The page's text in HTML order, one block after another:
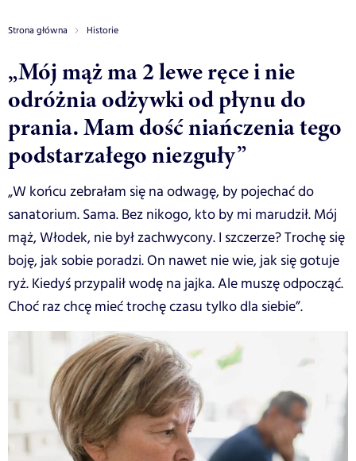
Strona główna Historie
„Mój mąż ma 2 lewe ręce i nie
odróżnia odżywki od płynu do
prania. Mam dość niańczenia tego
podstarzałego niezguły”
„W końcu zebrałam się na odwagę, by pojechać do
sanatorium. Sama. Bez nikogo, kto by mi marudził. Mój
mąż, Włodek, nie był zachwycony. I szczerze? Trochę się
boję, jak sobie poradzi. On nawet nie wie, jak się gotuje
ryż. Kiedyś przypalił wodę na jajka. Ale muszę odpocząć.
Choć raz chcę mieć trochę czasu tylko dla siebie”.